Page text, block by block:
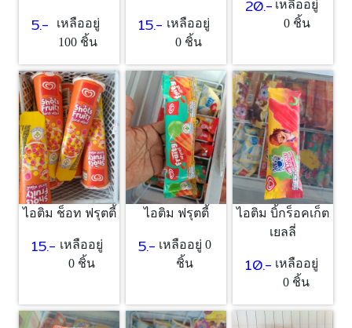
5.-
เหลืออยู่
100 ชิ้น
15.- เหลืออยู่
0 ชิ้น
20.- เหลืออยู่
0 ชิ้น
ไอติม ช็อท ฟรุตตี้
15.- เหลืออยู่
0 ชิ้น
ไอติม ฟรุตตี้
5.- เหลืออยู่ 0
ชิ้น
ไอติม บิ้กร็อคเก็ต
เยลลี่
10.- เหลืออยู่
0 ชิ้น